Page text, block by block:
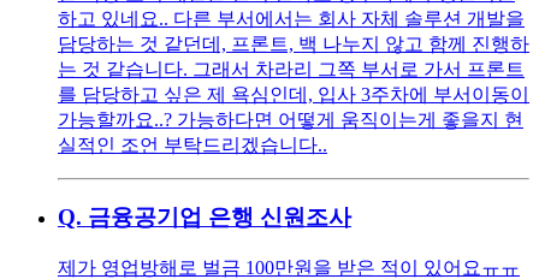
하고 있네요.. 다른 부서에서는 회사 자체 솔루션 개발을
담당하는 것 같던데, 프론트, 백 나누지 않고 함께 진행하
는 것 같습니다. 그래서 차라리 그쪽 부서로 가서 프론트
를 담당하고 싶은 제 욕심인데, 입사 3주차에 부서이동이
가능할까요..? 가능하다면 어떻게 움직이는게 좋을지 현
실적인 조언 부탁드리겠습니다..
Q. 금융공기업 은행 신원조사
제가 영업방해로 벌금 100만원을 받은 적이 있어요ㅠㅠ